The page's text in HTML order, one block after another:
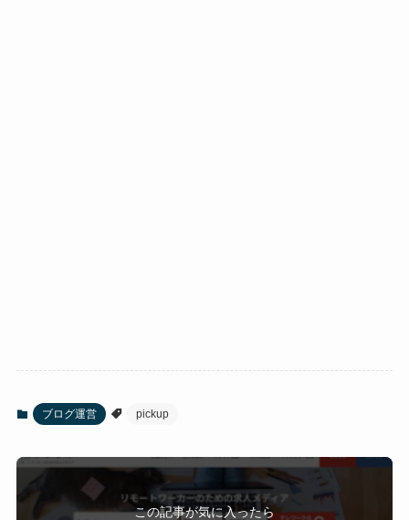
ブログ運営 pickup
この記事が気に入ったら